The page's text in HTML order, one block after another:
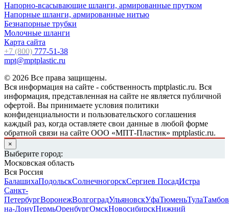
Напорно-всасывающие шланги, армированные прутком
Напорные шланги, армированные нитью
Безнапорные трубки
Молочные шланги
Карта сайта
+7 (800) 777-51-38
mpt@mptplastic.ru
© 2026 Все права защищены.
Вся информация на сайте - собственность mptplastic.ru. Вся
информация, представленная на сайте не является публичной
офертой. Вы принимаете условия политики
конфиденциальности и пользовательского соглашения
каждый раз, когда оставляете свои данные в любой форме
обратной связи на сайте ООО «МПТ-Пластик» mptplastic.ru.
×
Выберите город:
Московская область
Вся Россия
БалашихаПодольскСолнечногорскСергиев ПосадИстра
Санкт-
ПетербургВоронежВолгоградУльяновскУфаТюменьТулаТамбов
на-ДонуПермьОренбургОмскНовосибирскНижний